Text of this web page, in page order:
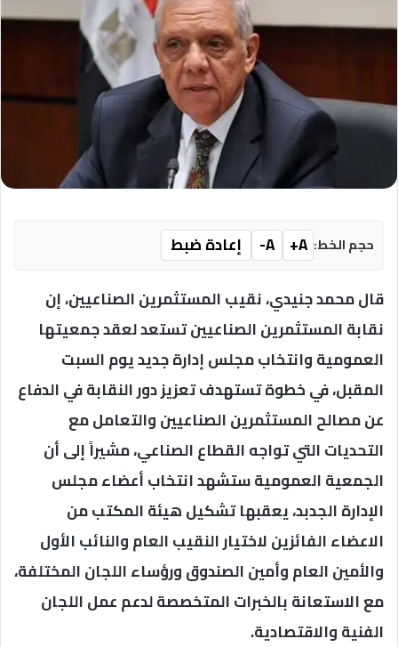
حجم الخط: A+
A-
إعادة ضبط
قال محمد جنيدي، نقيب المستثمرين الصناعيين، إن
نقابة المستثمرين الصناعيين تستعد لعقد جمعيتها
العمومية وانتخاب مجلس إدارة جديد يوم السبت
المقبل، في خطوة تستهدف تعزيز دور النقابة في الدفاع
عن مصالح المستثمرين الصناعيين والتعامل مع
التحديات التي تواجه القطاع الصناعي، مشيراً إلى أن
الجمعية العمومية ستشهد انتخاب أعضاء مجلس
الإدارة الجدبد، يعقبها تشكيل هيئة المكتب من
الاعضاء الفائزين لاختيار النقيب العام والنائب الأول
والأمين العام وأمين الصندوق ورؤساء اللجان المختلفة،
مع الاستعانة بالخبرات المتخصصة لدعم عمل اللجان
الفنية والاقتصادية.